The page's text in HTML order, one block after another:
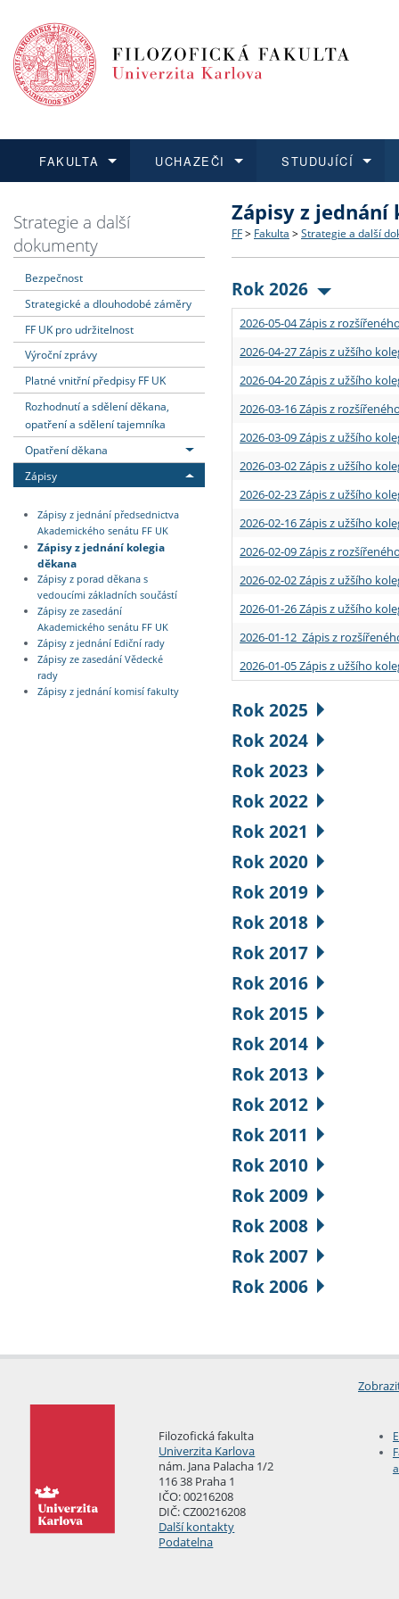
FAKULTA
Dozvědět se více
Struktura a historie
Strategie a další
Podpora a benefity pro
Absolventi fakulty
UCHAZEČI
Podat přihlášku
Co studovat a jak se
Učitelské studijní
Informace k průběhu
STUDUJÍCÍ
Dozvědět se více
Bakalářské a magisterské
Doktorské studium
Rigorózní řízení
Dozvědět se více
O vědě a výzkumu na FF
Akademické kvalifikace
Granty a projekty
Dozvědět se více
Aktuální nabídky a
Vyjíždějící studenti
Přijíždějící studenti
Vyjíždějící zaměstnanci
Strategie a další
dokumenty
Bezpečnost
Strategické a dlouhodobé záměry
FF UK pro udržitelnost
Výroční zprávy
Platné vnitřní předpisy FF UK
Rozhodnutí a sdělení děkana,
opatření a sdělení tajemníka
Opatření děkana
Zápisy
Zápisy z jednání předsednictva
Akademického senátu FF UK
Zápisy z jednání kolegia
děkana
Zápisy z porad děkana s
vedoucími základních součástí
Zápisy ze zasedání
Akademického senátu FF UK
Zápisy z jednání Ediční rady
Zápisy ze zasedání Vědecké
rady
Zápisy z jednání komisí fakulty
Zápisy z jednání
FF > Fakulta > Strategie a další
Rok 2026
2026-05-04 Zápis z
2026-04-27 Zápis z užšího
2026-04-20 Zápis z užšího
2026-03-16 Zápis z
2026-03-09 Zápis z užšího
2026-03-02 Zápis z užšího
2026-02-23 Zápis z užšího
2026-02-16 Zápis z užšího
2026-02-09 Zápis z
2026-02-02 Zápis z užšího
2026-01-26 Zápis z užšího
2026-01-12 Zápis z
2026-01-05 Zápis z užšího
Rok 2025
Rok 2024
Rok 2023
Rok 2022
Rok 2021
Rok 2020
Rok 2019
Rok 2018
Rok 2017
Rok 2016
Rok 2015
Rok 2014
Rok 2013
Rok 2012
Rok 2011
Rok 2010
Rok 2009
Rok 2008
Rok 2007
Rok 2006
Filozofická fakulta
Univerzita Karlova
nám. Jana Palacha 1/2
116 38 Praha 1
IČO: 00216208
DIČ: CZ00216208
Další kontakty
Podatelna